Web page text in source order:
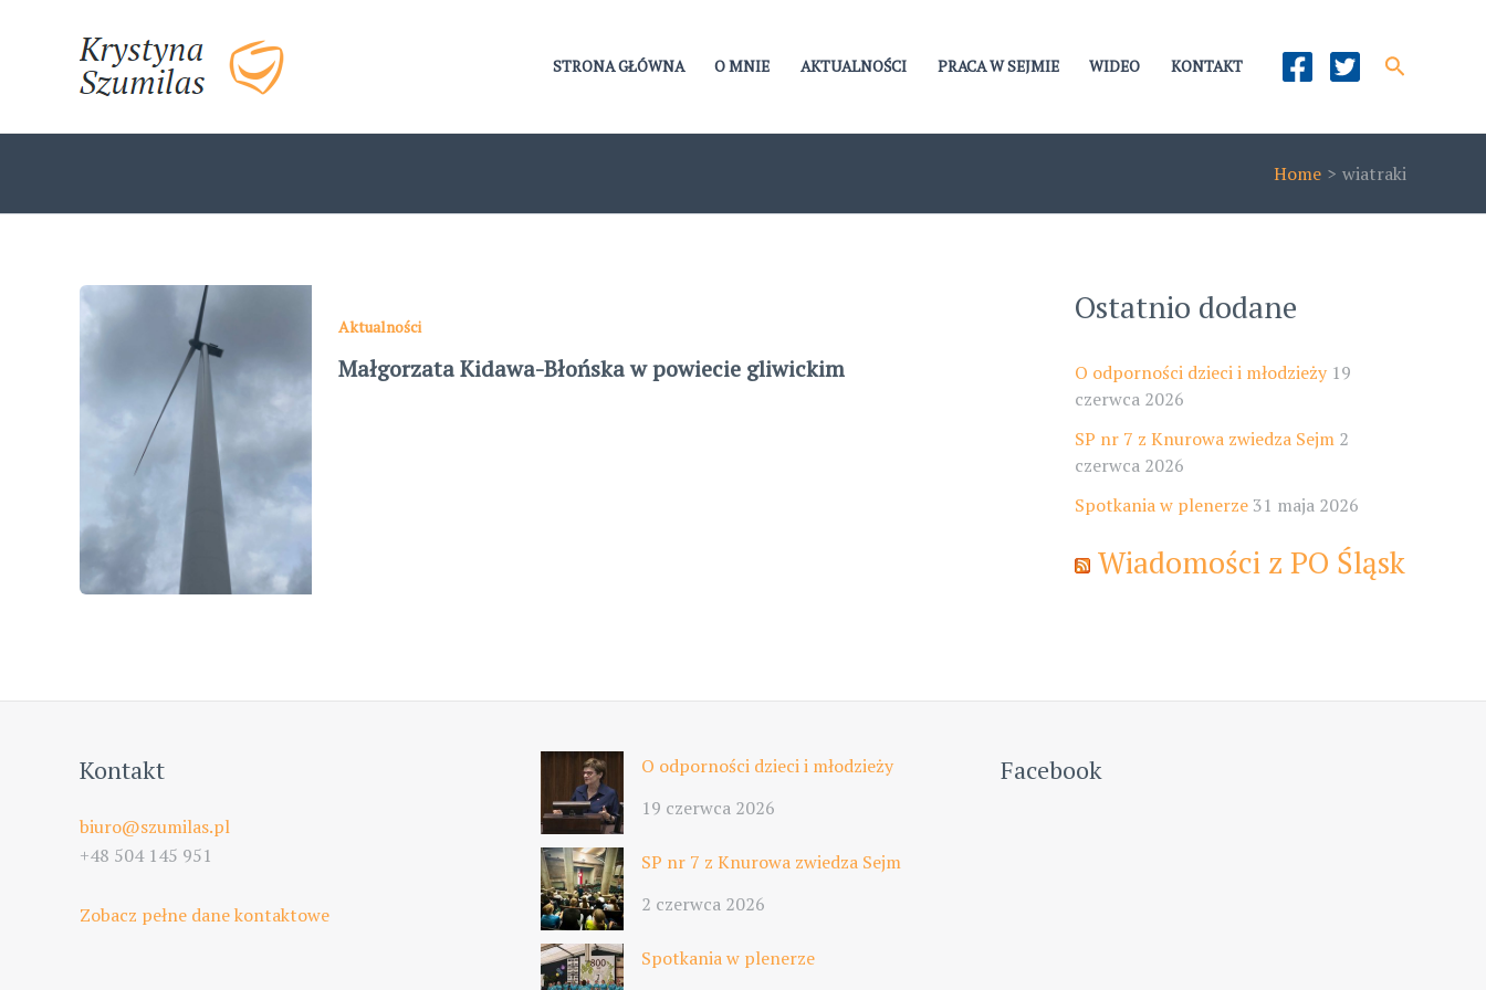
STRONA GŁÓWNA O MNIE AKTUALNOŚCI PRACA W SEJMIE WIDEO KONTAKT Szukaj
Home wiatraki
Aktualności
Małgorzata Kidawa-Błońska w powiecie gliwickim
Ostatnio dodane
O odporności dzieci i młodzieży 19
czerwca 2026
SP nr 7 z Knurowa zwiedza Sejm 2
czerwca 2026
Spotkania w plenerze 31 maja 2026
Wiadomości z PO Śląsk
Kontakt
biuro@szumilas.pl
+48 504 145 951
Zobacz pełne dane kontaktowe
O odporności dzieci i młodzieży
19 czerwca 2026
SP nr 7 z Knurowa zwiedza Sejm
2 czerwca 2026
Spotkania w plenerze
Facebook